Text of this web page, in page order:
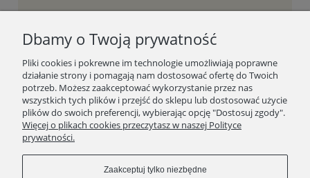
SKLEP
RAW BEAUTY HOUSE
WAŻNE LINKI
Dbamy o Twoją prywatność
Pliki cookies i pokrewne im technologie umożliwiają poprawne
działanie strony i pomagają nam dostosować ofertę do Twoich
potrzeb. Możesz zaakceptować wykorzystanie przez nas
wszystkich tych plików i przejść do sklepu lub dostosować użycie
plików do swoich preferencji, wybierając opcję "Dostosuj zgody".
Więcej o plikach cookies przeczytasz w naszej Polityce
prywatności.
Zaakceptuj tylko niezbędne